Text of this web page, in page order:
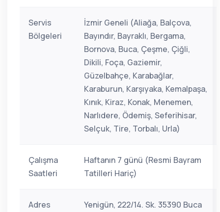
Servis
Bölgeleri
İzmir Geneli (Aliağa, Balçova,
Bayındır, Bayraklı, Bergama,
Bornova, Buca, Çeşme, Çiğli,
Dikili, Foça, Gaziemir,
Güzelbahçe, Karabağlar,
Karaburun, Karşıyaka, Kemalpaşa,
Kınık, Kiraz, Konak, Menemen,
Narlıdere, Ödemiş, Seferihisar,
Selçuk, Tire, Torbalı, Urla)
Çalışma
Saatleri
Haftanın 7 günü (Resmi Bayram
Tatilleri Hariç)
Adres
Yenigün, 222/14. Sk. 35390 Buca